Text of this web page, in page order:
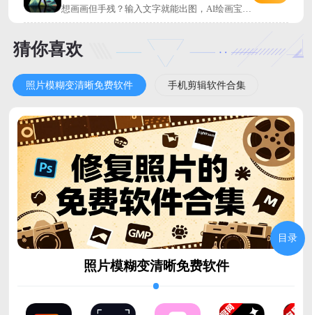
想画画但手残？输入文字就能出图，AI绘画宝一
键搞定，推荐试试！
猜你喜欢
照片模糊变清晰免费软件 手机剪辑软件合集
照片模糊变清晰免费软件
目录